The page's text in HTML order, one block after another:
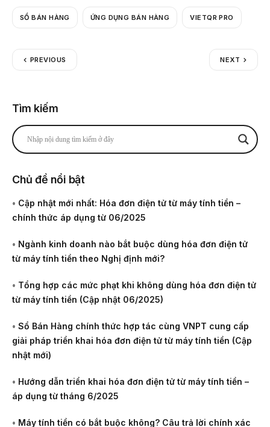
SỔ BÁN HÀNG ỨNG DỤNG BÁN HÀNG VIETQR PRO
PREVIOUS NEXT
Tìm kiếm
Chủ đề nổi bật
• Cập nhật mới nhất: Hóa đơn điện tử từ máy tính tiền –
chính thức áp dụng từ 06/2025
• Ngành kinh doanh nào bắt buộc dùng hóa đơn điện tử
từ máy tính tiền theo Nghị định mới?
• Tổng hợp các mức phạt khi không dùng hóa đơn điện tử
từ máy tính tiền (Cập nhật 06/2025)
• Sổ Bán Hàng chính thức hợp tác cùng VNPT cung cấp
giải pháp triển khai hóa đơn điện tử từ máy tính tiền (Cập
nhật mới)
• Hướng dẫn triển khai hóa đơn điện tử từ máy tính tiền –
áp dụng từ tháng 6/2025
• Máy tính tiền có bắt buộc không? Câu trả lời chính xác